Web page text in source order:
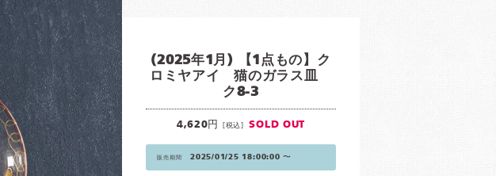
(2025年1月) 【1点もの】ク
ロミヤアイ 猫のガラス皿
ク8-3
4,620円 [税込] SOLD OUT
販売期間 2025/01/25 18:00:00 〜